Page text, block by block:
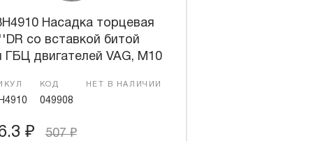
Насадка торцевая
со вставкой битой
ГБЦ двигателей VAG, М10
КОД
049908
НЕТ В НАЛИЧИИ
₽ 507₽